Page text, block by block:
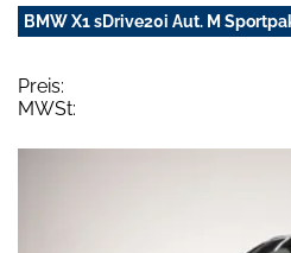
BMW X1 sDrive20i Aut. M
Preis:
MWSt: